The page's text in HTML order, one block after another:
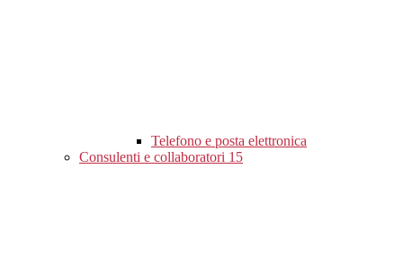
Telefono e posta elettronica
Consulenti e collaboratori 15